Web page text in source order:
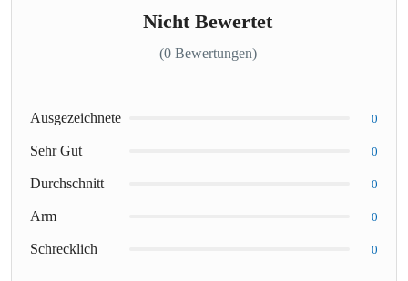
Nicht Bewertet
(0 Bewertungen)
Ausgezeichnete 0
Sehr Gut 0
Durchschnitt 0
Arm 0
Schrecklich 0